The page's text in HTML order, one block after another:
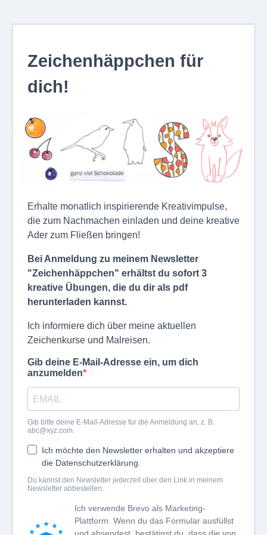
Zeichenhäppchen für
dich!
Erhalte monatlich inspirierende Kreativimpulse,
die zum Nachmachen einladen und deine kreative
Ader zum Fließen bringen!
Bei Anmeldung zu meinem Newsletter
"Zeichenhäppchen" erhältst du sofort 3
kreative Übungen, die du dir als pdf
herunterladen kannst.
Ich informiere dich über meine aktuellen
Zeichenkurse und Malreisen.
Gib deine E-Mail-Adresse ein, um dich
anzumelden
Gib bitte deine E-Mail-Adresse für die Anmeldung an, z. B.
abc@xyz.com.
Ich möchte den Newsletter erhalten und akzeptiere
die Datenschutzerklärung.
Du kannst den Newsletter jederzeit über den Link in meinem
Newsletter abbestellen.
Ich verwende Brevo als Marketing-
Plattform. Wenn du das Formular ausfüllst